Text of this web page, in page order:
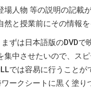
人物 等の説明の記載
と授業前にその情報を
ずは日本語版のDVD
中させたいので、ス
では容易に行うこと
ークシートに黒く塗